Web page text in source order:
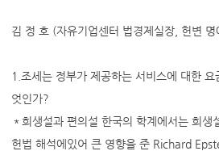
김 정 호 (자유기업센터 법경제실장, 헌변 명
1.조세는 정부가 제공하는 서비스에 대한
엇인가?
＊희생설과 편의설 한국의 학계에서는 희생
헌법 해석에있어 큰 영향을 준 Richard